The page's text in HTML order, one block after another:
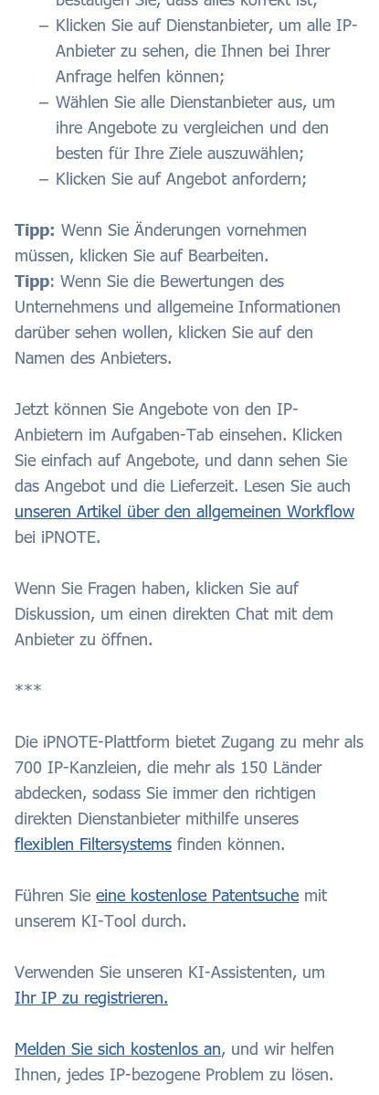
Klicken Sie auf Dienstanbieter, um alle IP-
Anbieter zu sehen, die Ihnen bei Ihrer
Anfrage helfen können;
Wählen Sie alle Dienstanbieter aus, um
ihre Angebote zu vergleichen und den
besten für Ihre Ziele auszuwählen;
Klicken Sie auf Angebot anfordern;
Tipp: Wenn Sie Änderungen vornehmen
müssen, klicken Sie auf Bearbeiten.
Tipp: Wenn Sie die Bewertungen des
Unternehmens und allgemeine Informationen
darüber sehen wollen, klicken Sie auf den
Namen des Anbieters.
Jetzt können Sie Angebote von den IP-
Anbietern im Aufgaben-Tab einsehen. Klicken
Sie einfach auf Angebote, und dann sehen Sie
das Angebot und die Lieferzeit. Lesen Sie auch
unseren Artikel über den allgemeinen Workflow
bei iPNOTE.
Wenn Sie Fragen haben, klicken Sie auf
Diskussion, um einen direkten Chat mit dem
Anbieter zu öffnen.
***
Die iPNOTE-Plattform bietet Zugang zu mehr als
700 IP-Kanzleien, die mehr als 150 Länder
abdecken, sodass Sie immer den richtigen
direkten Dienstanbieter mithilfe unseres
flexiblen Filtersystems finden können.
Führen Sie eine kostenlose Patentsuche mit
unserem KI-Tool durch.
Verwenden Sie unseren KI-Assistenten, um
Ihr IP zu registrieren.
Melden Sie sich kostenlos an, und wir helfen
Ihnen, jedes IP-bezogene Problem zu lösen.